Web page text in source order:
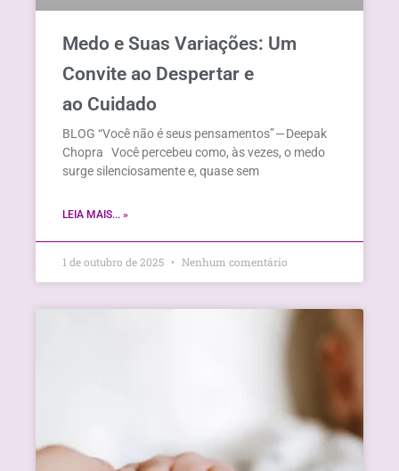
Medo e Suas Variações: Um
Convite ao Despertar e
ao Cuidado
BLOG “Você não é seus pensamentos” — Deepak
Chopra Você percebeu como, às vezes, o medo
surge silenciosamente e, quase sem
LEIA MAIS... »
1 de outubro de 2025 Nenhum comentário